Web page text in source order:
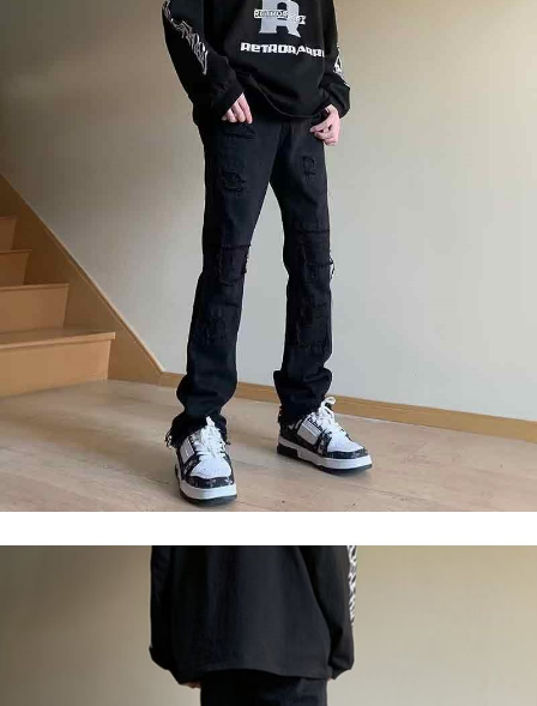
理、利用を許可することににご同意いただけない場合は、当サービスを選
択しないでください。